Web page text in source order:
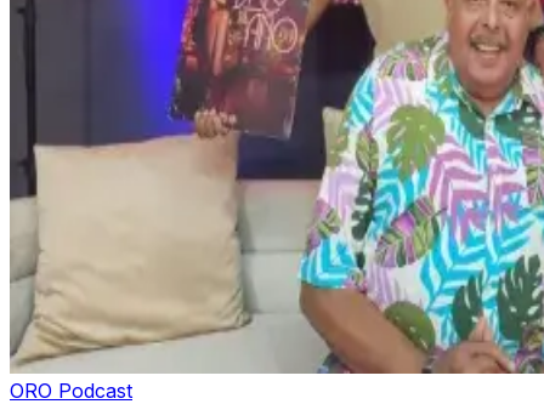
ORO Podcast